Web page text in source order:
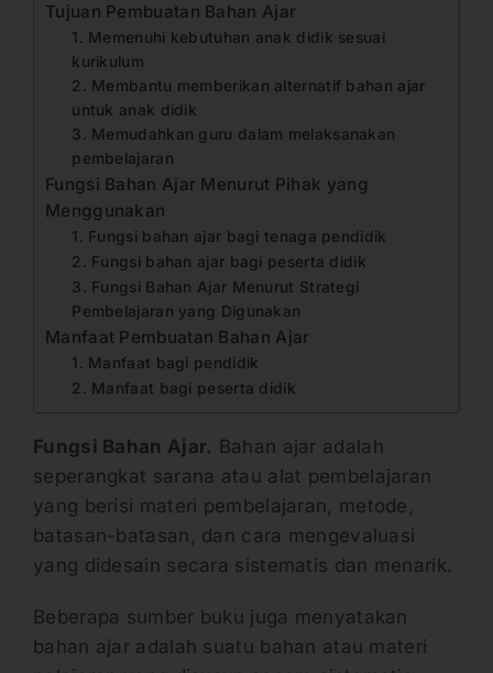
Tujuan Pembuatan Bahan Ajar
1. Memenuhi kebutuhan anak didik sesuai
kurikulum
2. Membantu memberikan alternatif bahan ajar
untuk anak didik
3. Memudahkan guru dalam melaksanakan
pembelajaran
Fungsi Bahan Ajar Menurut Pihak yang
Menggunakan
1. Fungsi bahan ajar bagi tenaga pendidik
2. Fungsi bahan ajar bagi peserta didik
3. Fungsi Bahan Ajar Menurut Strategi
Pembelajaran yang Digunakan
Manfaat Pembuatan Bahan Ajar
1. Manfaat bagi pendidik
2. Manfaat bagi peserta didik
Fungsi Bahan Ajar. Bahan ajar adalah
seperangkat sarana atau alat pembelajaran
yang berisi materi pembelajaran, metode,
batasan-batasan, dan cara mengevaluasi
yang didesain secara sistematis dan menarik.
Beberapa sumber buku juga menyatakan
bahan ajar adalah suatu bahan atau materi